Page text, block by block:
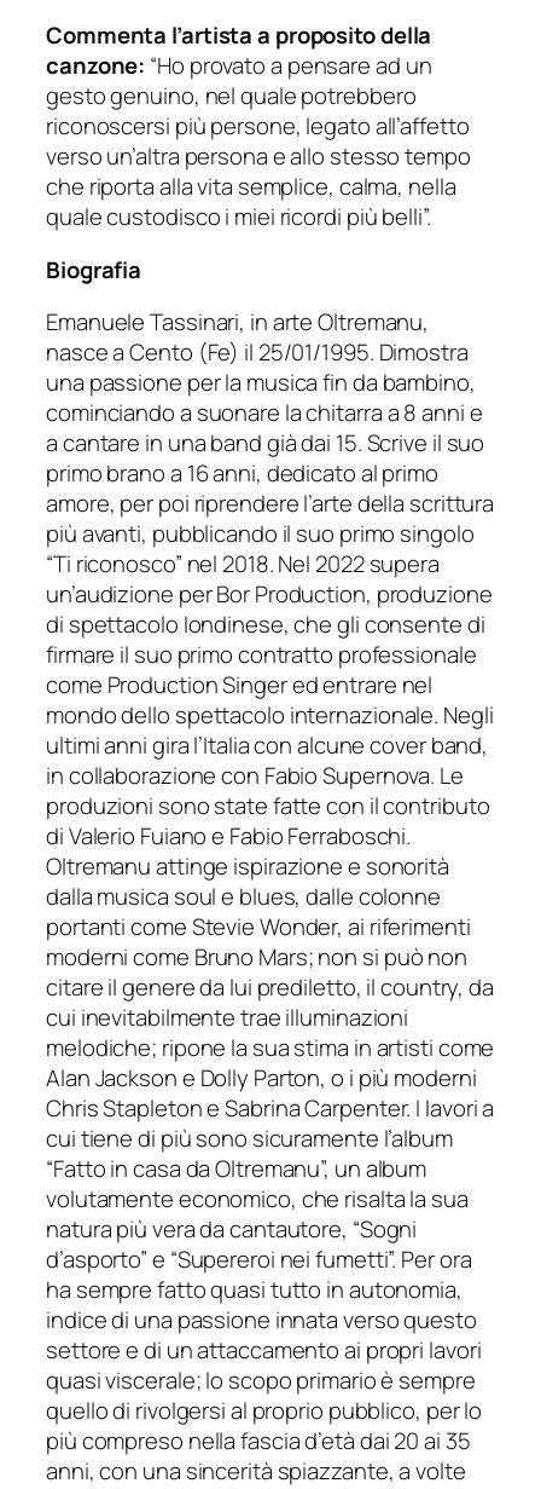
Commenta l’artista a proposito della
canzone: “Ho provato a pensare ad un
gesto genuino, nel quale potrebbero
riconoscersi più persone, legato all’affetto
verso un’altra persona e allo stesso tempo
che riporta alla vita semplice, calma, nella
quale custodisco i miei ricordi più belli”.
Biografia
Emanuele Tassinari, in arte Oltremanu,
nasce a Cento (Fe) il 25/01/1995. Dimostra
una passione per la musica fin da bambino,
cominciando a suonare la chitarra a 8 anni e
a cantare in una band già dai 15. Scrive il suo
primo brano a 16 anni, dedicato al primo
amore, per poi riprendere l’arte della scrittura
più avanti, pubblicando il suo primo singolo
“Ti riconosco” nel 2018. Nel 2022 supera
un’audizione per Bor Production, produzione
di spettacolo londinese, che gli consente di
firmare il suo primo contratto professionale
come Production Singer ed entrare nel
mondo dello spettacolo internazionale. Negli
ultimi anni gira l’Italia con alcune cover band,
in collaborazione con Fabio Supernova. Le
produzioni sono state fatte con il contributo
di Valerio Fuiano e Fabio Ferraboschi.
Oltremanu attinge ispirazione e sonorità
dalla musica soul e blues, dalle colonne
portanti come Stevie Wonder, ai riferimenti
moderni come Bruno Mars; non si può non
citare il genere da lui prediletto, il country, da
cui inevitabilmente trae illuminazioni
melodiche; ripone la sua stima in artisti come
Alan Jackson e Dolly Parton, o i più moderni
Chris Stapleton e Sabrina Carpenter. I lavori a
cui tiene di più sono sicuramente l’album
“Fatto in casa da Oltremanu”, un album
volutamente economico, che risalta la sua
natura più vera da cantautore, “Sogni
d’asporto” e “Supereroi nei fumetti”. Per ora
ha sempre fatto quasi tutto in autonomia,
indice di una passione innata verso questo
settore e di un attaccamento ai propri lavori
quasi viscerale; lo scopo primario è sempre
quello di rivolgersi al proprio pubblico, per lo
più compreso nella fascia d’età dai 20 ai 35
anni, con una sincerità spiazzante, a volte